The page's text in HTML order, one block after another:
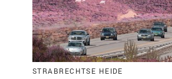
STRABRECHTSE HEIDE